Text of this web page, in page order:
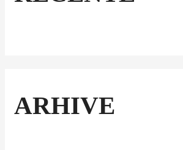
ARHIVE